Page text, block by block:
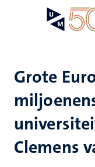
gaanGrote
Clemens